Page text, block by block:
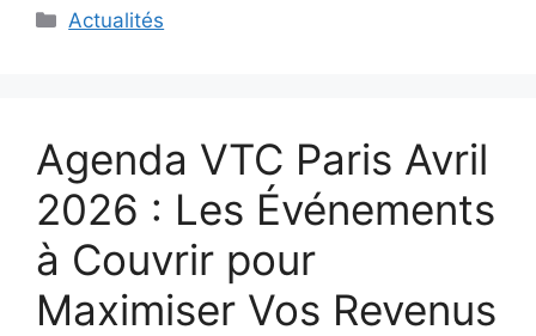
Catégories
Actualités
Agenda VTC Paris Avril
2026 : Les Événements
à Couvrir pour
Maximiser Vos Revenus